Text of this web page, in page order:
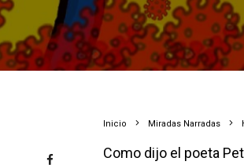
Inicio Miradas Narradas
Como dijo el poeta Peter Net Ruller (Sí, tuve que cambiar el “ruda” de “Neruda” por rueda